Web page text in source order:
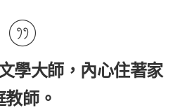
學大師，內心住著家
教師。